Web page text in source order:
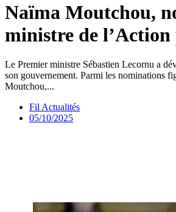
Naïma Moutchou,
ministre de
Le Premier ministre Sébastien Lecornu a
son gouvernement. Parmi les nominations
Moutchou,...
Fil Actualités
05/10/2025